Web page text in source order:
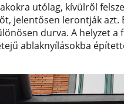
utólag, kívülről
jelentősen lerontják azt.
durva. A helyzet a
ablaknyílásokba